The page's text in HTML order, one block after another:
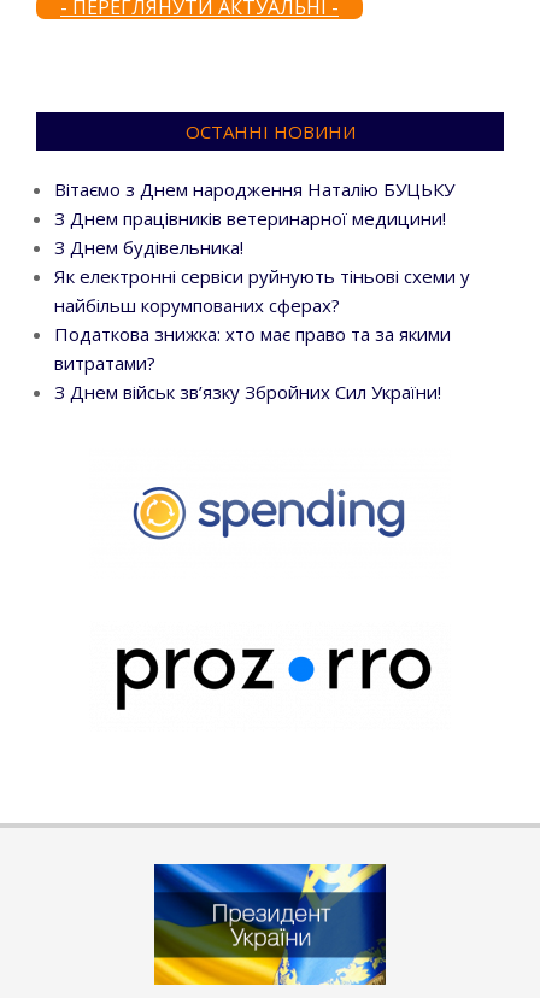
- ПЕРЕГЛЯНУТИ АКТУАЛЬНІ -
ОСТАННІ НОВИНИ
Вітаємо з Днем народження Наталію БУЦЬКУ
З Днем працівників ветеринарної медицини!
З Днем будівельника!
Як електронні сервіси руйнують тіньові схеми у
найбільш корумпованих сферах?
Податкова знижка: хто має право та за якими
витратами?
З Днем військ зв’язку Збройних Сил України!